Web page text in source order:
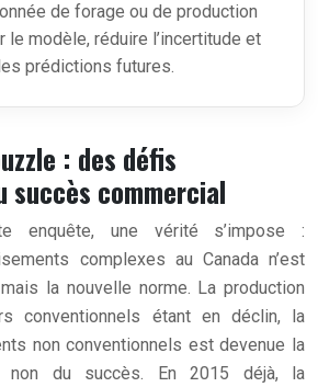
de forage ou de production
le modèle, réduire l’incertitude et
prédictions futures.
: des défis
succès commercial
enquête, une vérité s’impose :
complexes au Canada n’est
la nouvelle norme. La production
conventionnels étant en déclin, la
non conventionnels est devenue la
non du succès. En 2015 déjà, la